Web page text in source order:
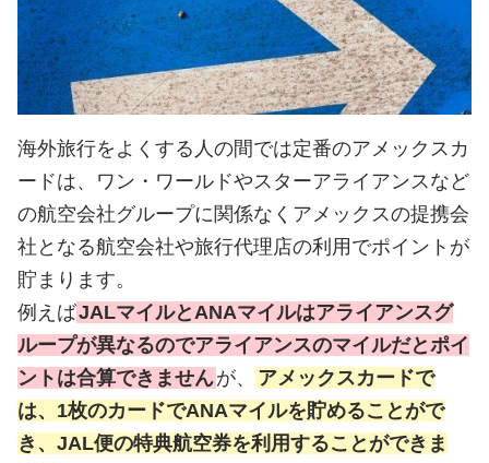
海外旅行をよくする人の間では定番のアメックスカ
ードは、ワン・ワールドやスターアライアンスなど
の航空会社グループに関係なくアメックスの提携会
社となる航空会社や旅行代理店の利用でポイントが
貯まります。
例えばJALマイルとANAマイルはアライアンスグ
ループが異なるのでアライアンスのマイルだとポイ
ントは合算できませんが、
アメックスカードで
は、1枚のカードでANAマイルを貯めることがで
き、JAL便の特典航空券を利用することができま